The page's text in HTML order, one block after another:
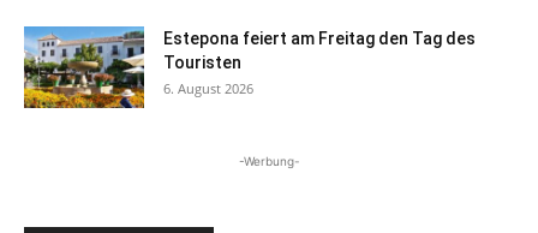
Estepona feiert am Freitag den Tag des
Touristen
6. August 2026
-Werbung-